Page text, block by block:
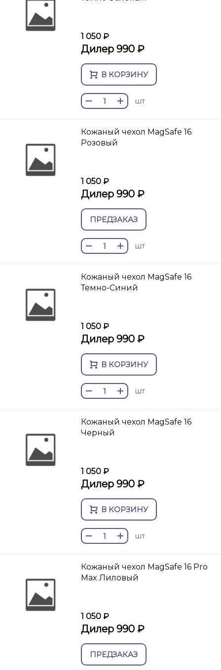
1 050 ₽
Дилер 990 ₽
В КОРЗИНУ
шт
Кожаный чехол MagSafe 16
Розовый
1 050 ₽
Дилер 990 ₽
ПРЕДЗАКАЗ
шт
Кожаный чехол MagSafe 16
Темно-Синий
1 050 ₽
Дилер 990 ₽
В КОРЗИНУ
шт
Кожаный чехол MagSafe 16
Черный
1 050 ₽
Дилер 990 ₽
В КОРЗИНУ
шт
Кожаный чехол MagSafe 16 Pro
Max Лиловый
1 050 ₽
Дилер 990 ₽
ПРЕДЗАКАЗ